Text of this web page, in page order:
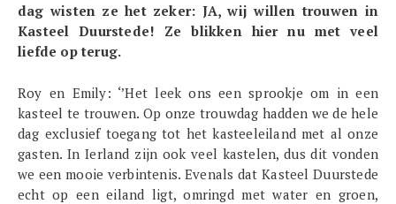
dag wisten ze het zeker: JA, wij willen trouwen in
Kasteel Duurstede! Ze blikken hier nu met veel
liefde op terug.
Roy en Emily: ‘’Het leek ons een sprookje om in een
kasteel te trouwen. Op onze trouwdag hadden we de hele
dag exclusief toegang tot het kasteeleiland met al onze
gasten. In Ierland zijn ook veel kastelen, dus dit vonden
we een mooie verbintenis. Evenals dat Kasteel Duurstede
echt op een eiland ligt, omringd met water en groen,